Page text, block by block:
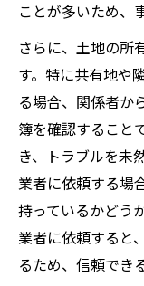
ことが多いため、
さらに、土地の所
す。特に共有地や
る場合、関係者か
簿を確認すること
き、トラブルを未
業者に依頼する場
持っているかどう
業者に依頼すると
るため、信頼でき